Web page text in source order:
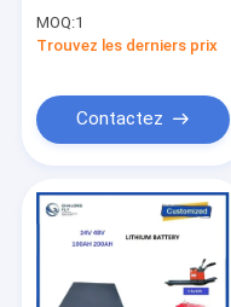
de 72 V
MOQ:1
Trouvez les derniers prix
Contactez